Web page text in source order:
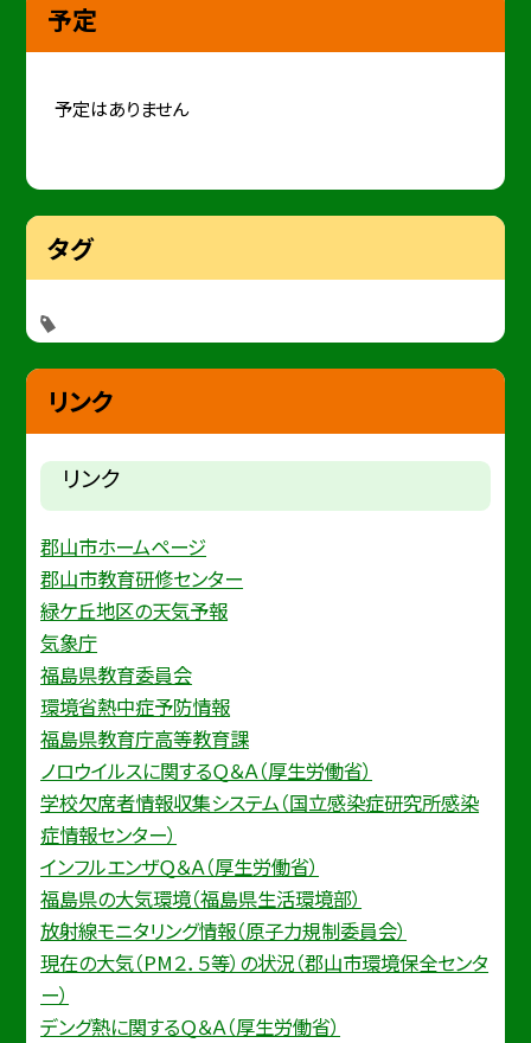
予定
予定はありません
タグ
リンク
リンク
郡山市ホームページ
郡山市教育研修センター
緑ケ丘地区の天気予報
気象庁
福島県教育委員会
環境省熱中症予防情報
福島県教育庁高等教育課
ノロウイルスに関するＱ＆Ａ（厚生労働省）
学校欠席者情報収集システム（国立感染症研究所感染
症情報センター）
インフルエンザＱ＆Ａ（厚生労働省）
福島県の大気環境（福島県生活環境部）
放射線モニタリング情報（原子力規制委員会）
現在の大気（PM２．５等）の状況（郡山市環境保全センタ
ー）
デング熱に関するＱ＆Ａ（厚生労働省）